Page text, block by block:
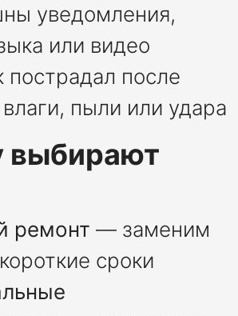
уведомления,
или видео
после
пыли или удара
выбирают
ремонт — заменим
сроки